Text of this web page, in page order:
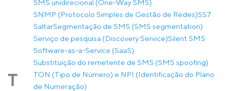
SMS unidirecional (One-Way SMS)
SNMP (Protocolo Simples de Gestão de Redes)SS7
SaltarSegmentação de SMS (SMS segmentation)
Serviço de pesquisa (Discovery Service)Silent SMS
Software-as-a-Service (SaaS)
Substituição do remetente de SMS (SMS spoofing)
T
TON (Tipo de Número) e NPI (Identificação do Plano
de Numeração)